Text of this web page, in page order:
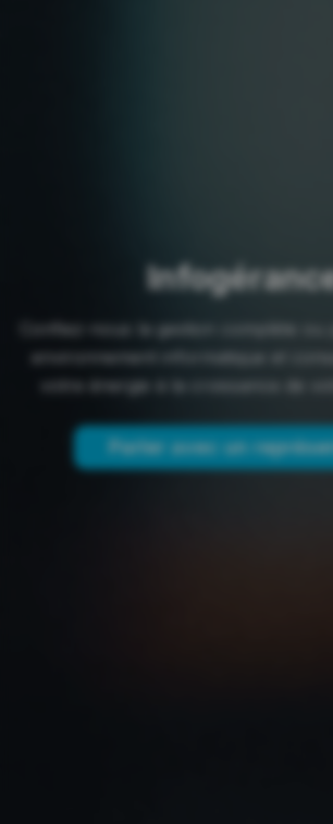
Confiez-nous la gestion complète ou
environnement informatique et
votre énergie à la croissance de
Parler avec un